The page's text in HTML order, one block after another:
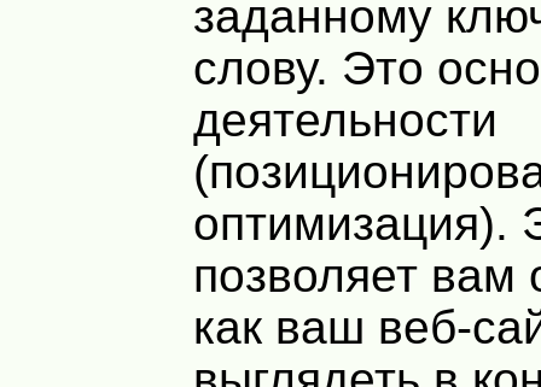
заданному
слову. Это
деятельности
оптимизация).
позволяет вам
как ваш веб-